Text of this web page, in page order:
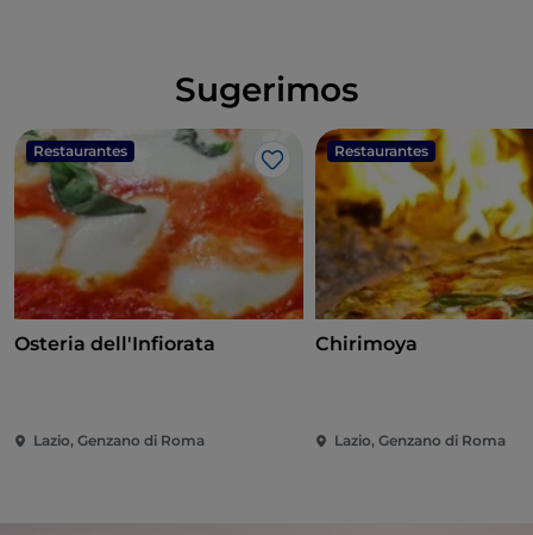
Sugerimos
Restaurantes
Gosto
Osteria dell'Infiorata
Lazio, Genzano di Roma
Restaurantes
Chirimoya
Lazio, Genzano di Roma